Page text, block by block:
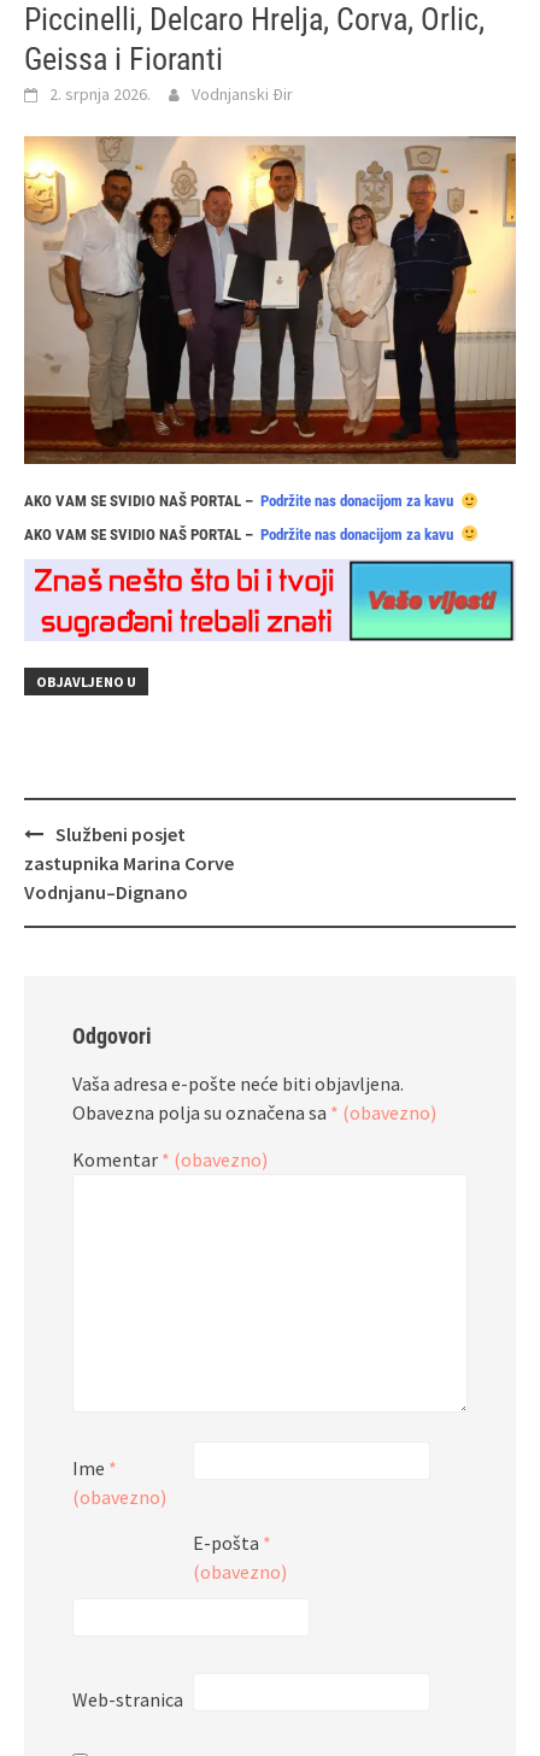
Piccinelli, Delcaro Hrelja, Corva, Orlic,
Geissa i Fioranti
2. srpnja 2026. Vodnjanski Đir
AKO VAM SE SVIDIO NAŠ PORTAL – Podržite nas donacijom za kavu
AKO VAM SE SVIDIO NAŠ PORTAL – Podržite nas donacijom za kavu
OBJAVLJENO U
Navigacija
objava
Službeni posjet
zastupnika Marina Corve
Vodnjanu–Dignano
Odgovori
Vaša adresa e-pošte neće biti objavljena.
Obavezna polja su označena sa * (obavezno)
Komentar * (obavezno)
Ime *
(obavezno)
E-pošta *
(obavezno)
Web-stranica